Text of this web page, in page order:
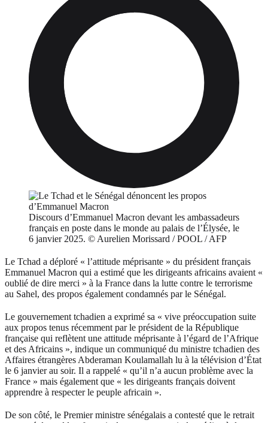
Discours d’Emmanuel Macron devant les ambassadeurs
français en poste dans le monde au palais de l’Élysée, le
6 janvier 2025. © Aurelien Morissard / POOL / AFP
Le Tchad a déploré « l’attitude méprisante » du président français
Emmanuel Macron qui a estimé que les dirigeants africains avaient «
oublié de dire merci » à la France dans la lutte contre le terrorisme
au Sahel, des propos également condamnés par le Sénégal.
Le gouvernement tchadien a exprimé sa « vive préoccupation suite
aux propos tenus récemment par le président de la République
française qui reflètent une attitude méprisante à l’égard de l’Afrique
et des Africains », indique un communiqué du ministre tchadien des
Affaires étrangères Abderaman Koulamallah lu à la télévision d’État
le 6 janvier au soir. Il a rappelé « qu’il n’a aucun problème avec la
France » mais également que « les dirigeants français doivent
apprendre à respecter le peuple africain ».
De son côté, le Premier ministre sénégalais a contesté que le retrait